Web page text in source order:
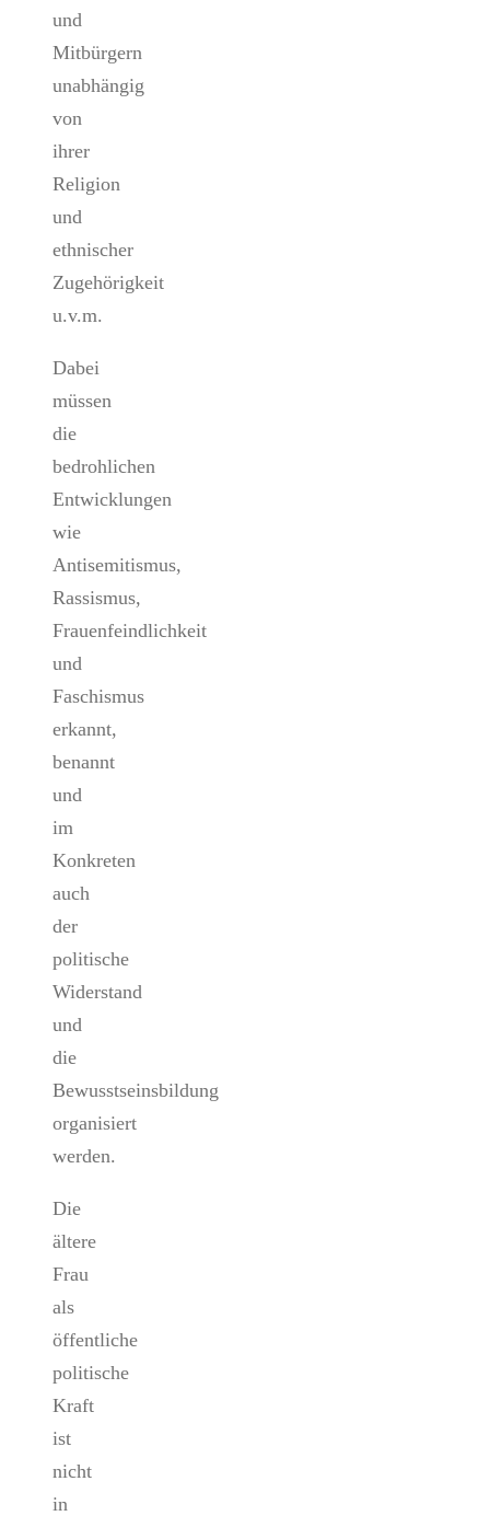
und
Mitbürgern
unabhängig
von
ihrer
Religion
und
ethnischer
Zugehörigkeit
u.v.m.
Dabei
müssen
die
bedrohlichen
Entwicklungen
wie
Antisemitismus,
Rassismus,
Frauenfeindlichkeit
und
Faschismus
erkannt,
benannt
und
im
Konkreten
auch
der
politische
Widerstand
und
die
Bewusstseinsbildung
organisiert
werden.
Die
ältere
Frau
als
öffentliche
politische
Kraft
ist
nicht
in